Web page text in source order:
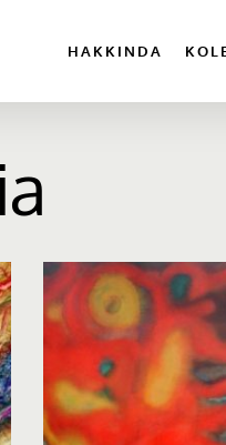
HAKKINDA
Asia
Hayrulina,
Kağıt
üzerine
suluboya,
55x73